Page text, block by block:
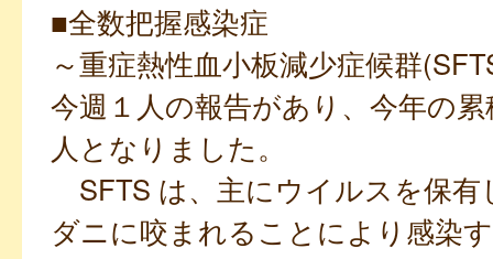
■全数把握感染症
～重症熱性血小板減少症候群
今週１人の報告があり、今年の
人となりました。
SFTS は、主にウイルスを保有
ダニに咬まれることにより感染